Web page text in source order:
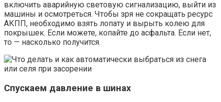
включить аварийную световую сигнализацию, выйти из
машины и осмотреться. Чтобы зря не сокращать ресурс
АКПП, необходимо взять лопату и вырыть колею для
покрышек. Если можете, копайте до асфальта. Если нет,
то — насколько получится.
Спускаем давление в шинах